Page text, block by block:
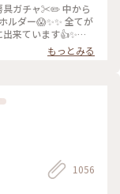
具ガチャ✂️✏️ 中から
ルダー😱✨✨ 全てが
出来ています👍✨
もっとみる
1056